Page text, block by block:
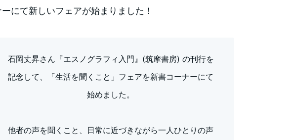
にて新しいフェアが始まりました！
石岡丈昇さん『エスノグラフィ入門』(筑摩書房) の刊行を
記念して、「生活を聞くこと」フェアを新書コーナーにて
始めました。
他者の声を聞くこと、日常に近づきながら一人ひとりの声